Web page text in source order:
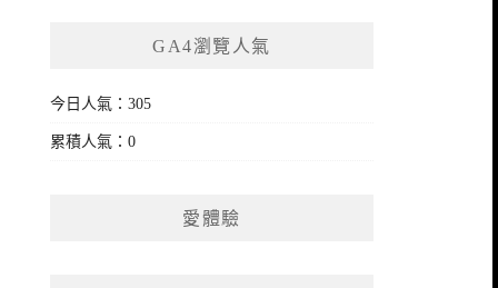
GA4瀏覽人氣
今日人氣：305
累積人氣：0
愛體驗